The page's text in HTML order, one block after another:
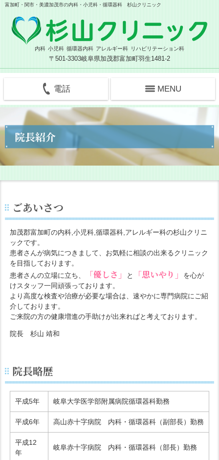
富加町・関市・美濃加茂市の内科・小児科・循環器科 杉山クリニック
内科 小児科 循環器内科 アレルギー科 リハビリテーション科
〒501-3303岐阜県加茂郡富加町羽生1481-2
院長紹介
ごあいさつ
加茂郡富加町の内科,小児科,循環器科,アレルギー科の杉山クリニ
ックです。
患者さんが病気につきまして、お気軽に相談の出来るクリニック
を目指しております。
患者さんの立場に立ち、
「優しさ」 と 「思いやり」
を心が
けスタッフ一同頑張っております。
より高度な検査や治療が必要な場合は、速やかに専門病院にご紹
介しております。
ご来院の方の健康増進の手助けが出来ればと考えております。
院長 杉山 靖和
院長略歴
平成5年 岐阜大学医学部附属病院循環器科勤務
平成6年 高山赤十字病院 内科・循環器科（副部長）勤務
平成12
年
岐阜赤十字病院 内科・循環器科（部長）勤務
MENU
電話